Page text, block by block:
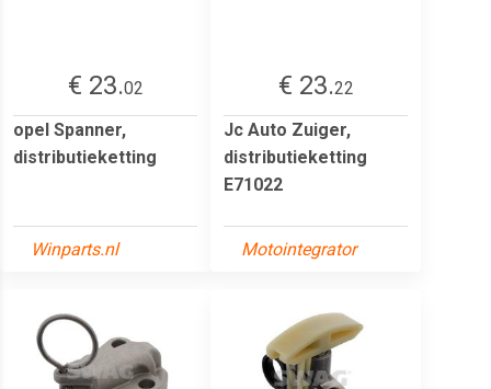
€ 23.02
opel Spanner,
distributieketting
Winparts.nl
€ 23.22
Jc Auto Zuiger,
distributieketting
E71022
Motointegrator